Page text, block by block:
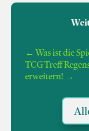
←Was ist die
TCG Treff
erweitern! →